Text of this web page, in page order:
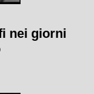
nei giorni